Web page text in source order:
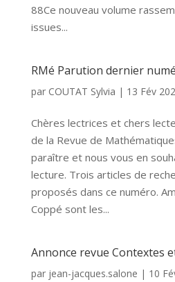
88Ce nouveau volume
issues...
RMé Parution dernier
par COUTAT Sylvia | 13 Fév
Chères lectrices et chers
de la Revue de
paraître et nous vous en
lecture. Trois articles de
proposés dans ce numéro.
Coppé sont les...
Annonce revue Contextes
par jean-jacques.salone | 10